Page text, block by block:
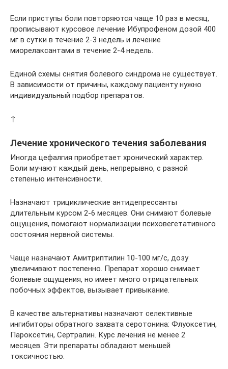
Если приступы боли повторяются чаще 10 раз в месяц,
прописывают курсовое лечение Ибупрофеном дозой 400
мг в сутки в течение 2-3 недель и лечение
миорелаксантами в течение 2-4 недель.
Единой схемы снятия болевого синдрома не существует.
В зависимости от причины, каждому пациенту нужно
индивидуальный подбор препаратов.
↑
Лечение хронического течения заболевания
Иногда цефалгия приобретает хронический характер.
Боли мучают каждый день, непрерывно, с разной
степенью интенсивности.
Назначают трициклические антидепрессанты
длительным курсом 2-6 месяцев. Они снимают болевые
ощущения, помогают нормализации психовегетативного
состояния нервной системы.
Чаще назначают Амитриптилин 10-100 мг/с, дозу
увеличивают постепенно. Препарат хорошо снимает
болевые ощущения, но имеет много отрицательных
побочных эффектов, вызывает привыкание.
В качестве альтернативы назначают селективные
ингибиторы обратного захвата серотонина: Флуоксетин,
Пароксетин, Сертралин. Курс лечения не менее 2
месяцев. Эти препараты обладают меньшей
токсичностью.